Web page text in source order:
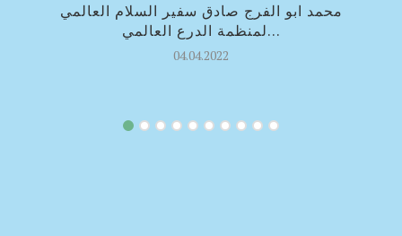
محمد ابو الفرج صادق سفير السلام العالمي
لمنظمة الدرع العالمي...
04.04.2022